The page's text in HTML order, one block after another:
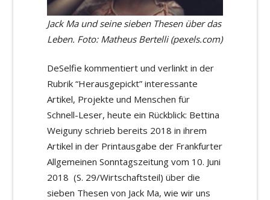
Jack Ma und seine sieben Thesen über das
Leben. Foto: Matheus Bertelli (pexels.com)
DeSelfie kommentiert und verlinkt in der
Rubrik “Herausgepickt” interessante
Artikel, Projekte und Menschen für
Schnell-Leser, heute ein Rückblick: Bettina
Weiguny schrieb bereits 2018 in ihrem
Artikel in der Printausgabe der Frankfurter
Allgemeinen Sonntagszeitung vom 10. Juni
2018 (S. 29/Wirtschaftsteil) über die
sieben Thesen von Jack Ma, wie wir uns